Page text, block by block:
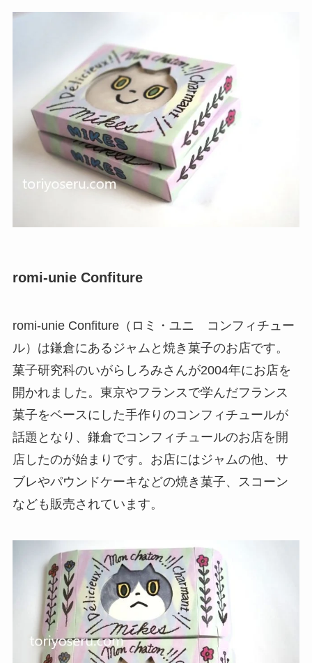
romi-unie Confiture
romi-unie Confiture（ロミ・ユニ コンフィチュー
ル）は鎌倉にあるジャムと焼き菓子のお店です。
菓子研究科のいがらしろみさんが2004年にお店を
開かれました。東京やフランスで学んだフランス
菓子をベースにした手作りのコンフィチュールが
話題となり、鎌倉でコンフィチュールのお店を開
店したのが始まりです。お店にはジャムの他、サ
ブレやパウンドケーキなどの焼き菓子、スコーン
なども販売されています。